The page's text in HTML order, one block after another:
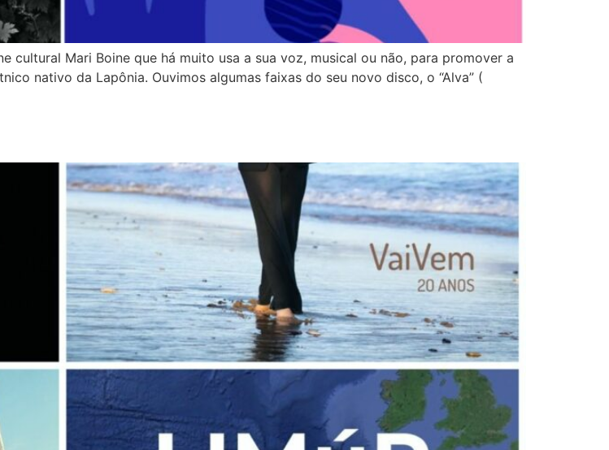
cultural Mari Boine que há muito usa a sua voz, musical ou não, para promover a
nativo da Lapônia. Ouvimos algumas faixas do seu novo disco, o “Alva” (